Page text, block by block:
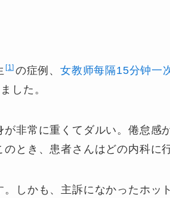
1 の症例、 女教师每隔15分钟一
した。
非常に重くてダルい。倦怠感
とき、患者さんはどの内科に
しかも、主訴になかったホッ